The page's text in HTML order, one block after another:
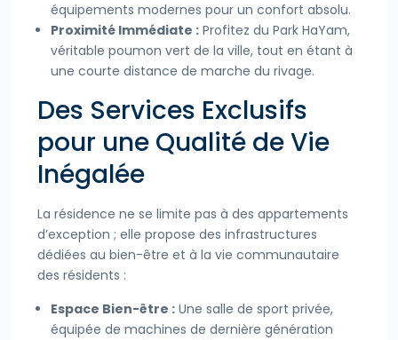
équipements modernes pour un confort absolu.
Proximité Immédiate : Profitez du Park HaYam,
véritable poumon vert de la ville, tout en étant à
une courte distance de marche du rivage.
Des Services Exclusifs
pour une Qualité de Vie
Inégalée
La résidence ne se limite pas à des appartements
d’exception ; elle propose des infrastructures
dédiées au bien-être et à la vie communautaire
des résidents :
Espace Bien-être : Une salle de sport privée,
équipée de machines de dernière génération